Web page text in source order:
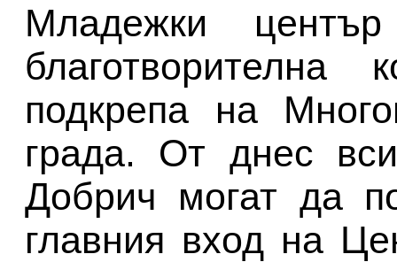
Младежки
благотворителна
подкрепа на
града. От днес
Добрич могат да
главния вход на